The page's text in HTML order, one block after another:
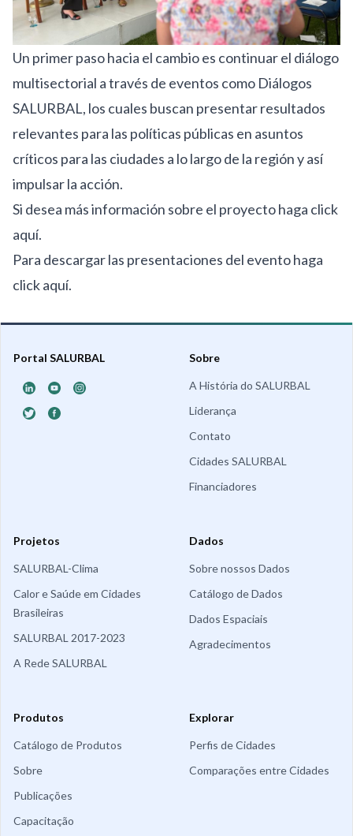
Un primer paso hacia el cambio es continuar el diálogo
multisectorial a través de eventos como Diálogos
SALURBAL, los cuales buscan presentar resultados
relevantes para las políticas públicas en asuntos
críticos para las ciudades a lo largo de la región y así
impulsar la acción.
Si desea más información sobre el proyecto haga click
aquí.
Para descargar las presentaciones del evento haga
click aquí.
Portal SALURBAL Sobre
A História do SALURBAL
Liderança
Contato
Cidades SALURBAL
Financiadores
Projetos
SALURBAL-Clima
Calor e Saúde em Cidades
Brasileiras
SALURBAL 2017-2023
A Rede SALURBAL
Dados
Sobre nossos Dados
Catálogo de Dados
Dados Espaciais
Agradecimentos
Produtos
Catálogo de Produtos
Sobre
Publicações
Capacitação
Explorar
Perfis de Cidades
Comparações entre Cidades